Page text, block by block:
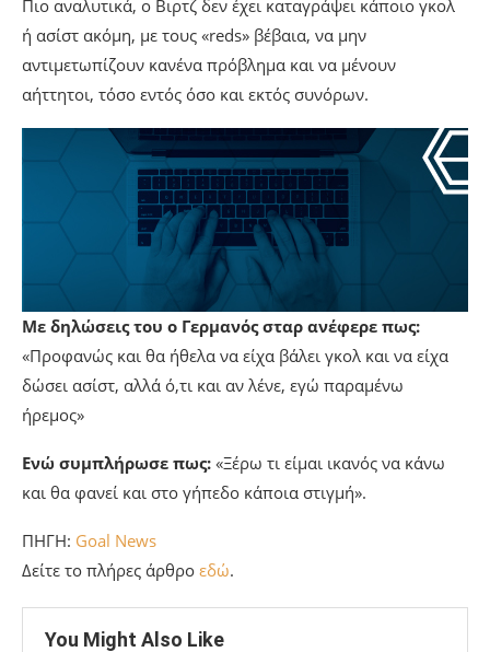
Πιο αναλυτικά, ο Βιρτζ δεν έχει καταγράψει κάποιο γκολ
ή ασίστ ακόμη, με τους «reds» βέβαια, να μην
αντιμετωπίζουν κανένα πρόβλημα και να μένουν
αήττητοι, τόσο εντός όσο και εκτός συνόρων.
Με δηλώσεις του ο Γερμανός σταρ ανέφερε πως:
«Προφανώς και θα ήθελα να είχα βάλει γκολ και να είχα
δώσει ασίστ, αλλά ό,τι και αν λένε, εγώ παραμένω
ήρεμος»
Ενώ συμπλήρωσε πως: «Ξέρω τι είμαι ικανός να κάνω
και θα φανεί και στο γήπεδο κάποια στιγμή».
ΠΗΓΗ: Goal News
Δείτε το πλήρες άρθρο εδώ.
You Might Also Like